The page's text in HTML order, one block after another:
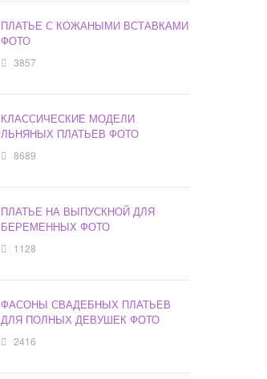
ПЛАТЬЕ С КОЖАНЫМИ ВСТАВКАМИ
ФОТО
3857
КЛАССИЧЕСКИЕ МОДЕЛИ
ЛЬНЯНЫХ ПЛАТЬЕВ ФОТО
8689
ПЛАТЬЕ НА ВЫПУСКНОЙ ДЛЯ
БЕРЕМЕННЫХ ФОТО
1128
ФАСОНЫ СВАДЕБНЫХ ПЛАТЬЕВ
ДЛЯ ПОЛНЫХ ДЕВУШЕК ФОТО
2416